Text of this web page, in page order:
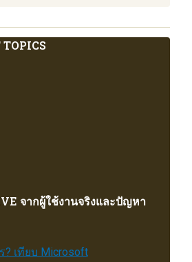
จากผู้ใช้งานจริงและปัญหา